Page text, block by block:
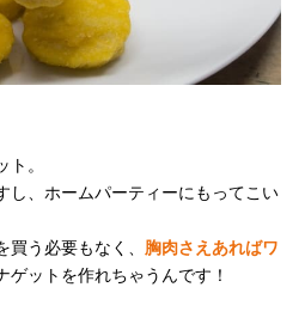
。
し、ホームパーティーにもってこい
う必要もなく、 胸肉さえあればワ
ゲットを作れちゃうんです！